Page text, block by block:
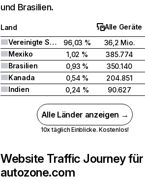
und Brasilien.
Land
Alle Geräte
Vereinigte Staaten
96,03 %
36,2 Mio.
Mexiko
1,02 %
385.774
Brasilien
0,93 %
350.140
Kanada
0,54 %
204.851
Indien
0,24 % 90.627
Alle Länder anzeigen →
10x täglich Einblicke. Kostenlos!
Website Traffic Journey für
autozone.com